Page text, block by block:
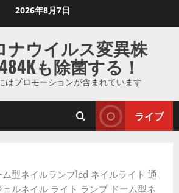
2026年8月7日
ナウイルス変異株
も除菌する！
はプロモーションが含まれています
ライブ
ム型ネイルランプled ネイルライト 通
ルネイル ライト ランプ ドーム型ネ